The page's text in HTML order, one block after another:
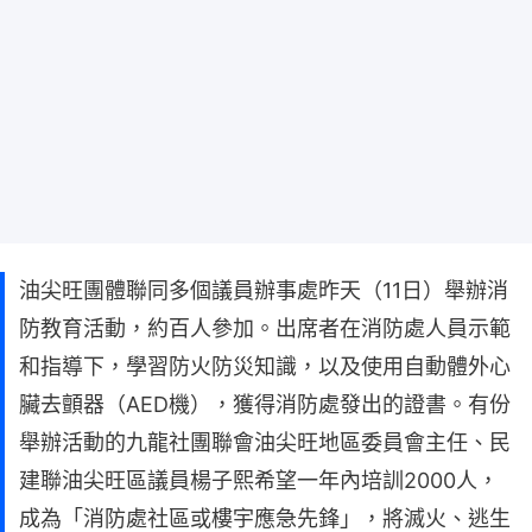
油尖旺團體聯同多個議員辦事處昨天（11日）舉辦消
防教育活動，約百人參加。出席者在消防處人員示範
和指導下，學習防火防災知識，以及使用自動體外心
臟去顫器（AED機），獲得消防處發出的證書。有份
舉辦活動的九龍社團聯會油尖旺地區委員會主任、民
建聯油尖旺區議員楊子熙希望一年內培訓2000人，
成為「消防處社區或樓宇應急先鋒」，將滅火、逃生